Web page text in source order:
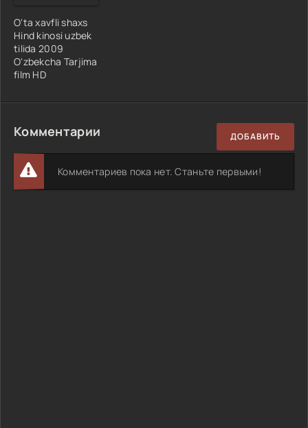
O'ta xavfli shaxs
Hind kinosi uzbek
tilida 2009
O'zbekcha Tarjima
film HD
Комментарии ДОБАВИТЬ
Комментариев пока нет. Станьте первыми!